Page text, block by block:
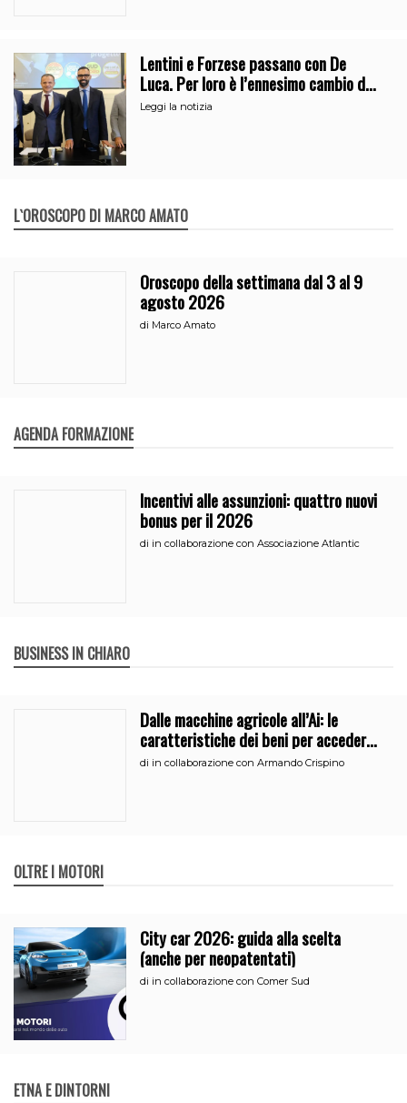
Lentini e Forzese passano con De
Luca. Per loro è l’ennesimo cambio di
partito
Leggi la notizia
L`OROSCOPO DI MARCO AMATO
Oroscopo della settimana dal 3 al 9
agosto 2026
di Marco Amato
AGENDA FORMAZIONE
Incentivi alle assunzioni: quattro nuovi
bonus per il 2026
di in collaborazione con Associazione Atlantic
BUSINESS IN CHIARO
Dalle macchine agricole all’Ai: le
caratteristiche dei beni per accedere
all’iperammortamento
di in collaborazione con Armando Crispino
OLTRE I MOTORI
City car 2026: guida alla scelta
(anche per neopatentati)
di in collaborazione con Comer Sud
ETNA E DINTORNI